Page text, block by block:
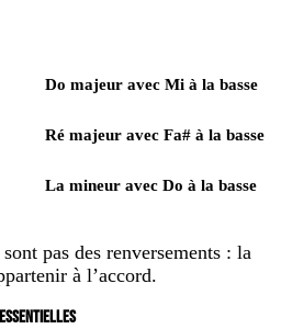
Do majeur avec Mi à la basse
Ré majeur avec Fa# à la basse
La mineur avec Do à la basse
pas des renversements : la
à l’accord.